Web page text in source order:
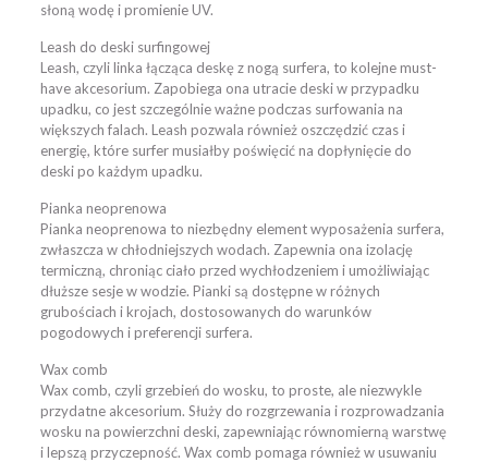
słoną wodę i promienie UV.
Leash do deski surfingowej
Leash, czyli linka łącząca deskę z nogą surfera, to kolejne must-
have akcesorium. Zapobiega ona utracie deski w przypadku
upadku, co jest szczególnie ważne podczas surfowania na
większych falach. Leash pozwala również oszczędzić czas i
energię, które surfer musiałby poświęcić na dopłynięcie do
deski po każdym upadku.
Pianka neoprenowa
Pianka neoprenowa to niezbędny element wyposażenia surfera,
zwłaszcza w chłodniejszych wodach. Zapewnia ona izolację
termiczną, chroniąc ciało przed wychłodzeniem i umożliwiając
dłuższe sesje w wodzie. Pianki są dostępne w różnych
grubościach i krojach, dostosowanych do warunków
pogodowych i preferencji surfera.
Wax comb
Wax comb, czyli grzebień do wosku, to proste, ale niezwykle
przydatne akcesorium. Służy do rozgrzewania i rozprowadzania
wosku na powierzchni deski, zapewniając równomierną warstwę
i lepszą przyczepność. Wax comb pomaga również w usuwaniu